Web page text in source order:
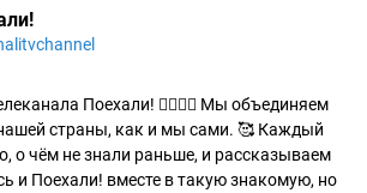
Поехали! 🙋‍♂️🙋‍♀️ Мы объединяем
страны, как и мы сами. 🥰 Каждый
о чём не знали раньше, и рассказываем
и Поехали! вместе в такую знакомую, но